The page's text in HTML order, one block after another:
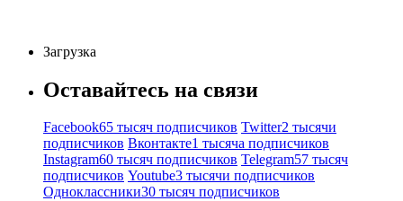
Загрузка
Оставайтесь на связи
Facebook65 тысяч подписчиков Twitter2 тысячи
подписчиков Вконтакте1 тысяча подписчиков
Instagram60 тысяч подписчиков Telegram57 тысяч
подписчиков Youtube3 тысячи подписчиков
Одноклассники30 тысяч подписчиков